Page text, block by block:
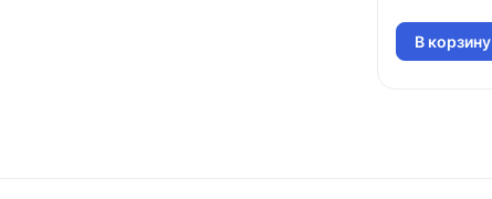
В корзину